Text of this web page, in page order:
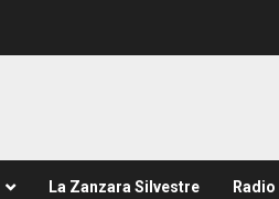
La Zanzara Silvestre